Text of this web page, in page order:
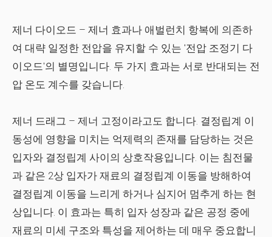
제너 다이오드 – 제너 효과나 애벌런치 항복에 의존하
여 대략 일정한 전압을 유지할 수 있는 '전압 조정기 다
이오드'의 별명입니다. 두 가지 효과는 서로 반대되는 전
압 온도 계수를 갖습니다.
제너 드래그 – 제너 고정이라고도 합니다. 결정립계 이
동성에 영향을 미치는 억제력의 존재를 담당하는 것은
입자와 결정립계 사이의 상호작용입니다. 이는 침전물
과 같은 2상 입자가 재료의 결정립계 이동을 방해하여
결정립계 이동을 느리게 하거나 심지어 멈추게 하는 현
상입니다. 이 효과는 특히 입자 성장과 같은 공정 중에
재료의 미세 구조와 특성을 제어하는 데 매우 중요합니